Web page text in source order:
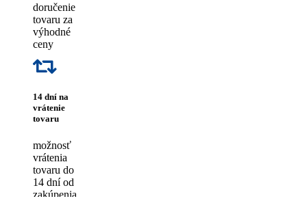
doručenie
tovaru za
výhodné
ceny
14 dní na
vrátenie
tovaru
možnosť
vrátenia
tovaru do
14 dní od
zakúpenia